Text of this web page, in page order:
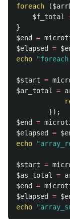
foreach
(
$f_total
}
$end
=
$elapsed
=
echo
$start =
$ar_total
=
});
$end
=
$elapsed
=
echo
$start =
$as_total
=
$end
=
$elapsed
=
echo